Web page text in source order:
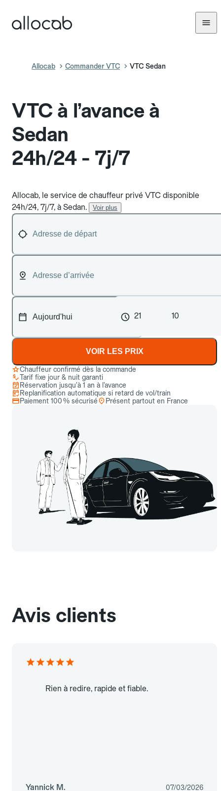
Allocab Commander VTC VTC Sedan
VTC à l’avance à
Sedan
24h/24 - 7j/7
Allocab, le service de chauffeur privé VTC disponible
24h/24, 7j/7, à Sedan.
Voir plus
21 10
VOIR LES PRIX
Chauffeur confirmé dès la commande
Tarif fixe jour & nuit garanti
Réservation jusqu’à 1 an à l’avance
Replanification automatique si retard de vol/train
Paiement 100 % sécurisé
Présent partout en France
Avis clients
Rien à redire, rapide et fiable.
Yannick M. 07/03/2026